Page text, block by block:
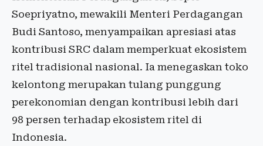
Soepriyatno, mewakili Menteri Perdagangan
Budi Santoso, menyampaikan apresiasi atas
kontribusi SRC dalam memperkuat ekosistem
ritel tradisional nasional. Ia menegaskan toko
kelontong merupakan tulang punggung
perekonomian dengan kontribusi lebih dari
98 persen terhadap ekosistem ritel di
Indonesia.